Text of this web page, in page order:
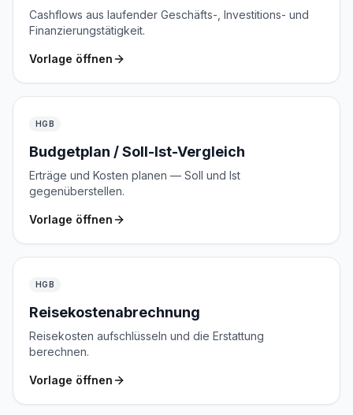
Cashflows aus laufender Geschäfts-, Investitions- und
Finanzierungstätigkeit.
Vorlage öffnen
HGB
Budgetplan / Soll-Ist-Vergleich
Erträge und Kosten planen — Soll und Ist
gegenüberstellen.
Vorlage öffnen
HGB
Reisekostenabrechnung
Reisekosten aufschlüsseln und die Erstattung
berechnen.
Vorlage öffnen